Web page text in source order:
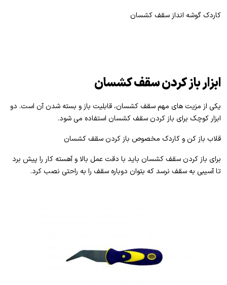
کاردک گوشه انداز سقف کشسان
ابزار باز کردن سقف کشسان
یکی از مزیت های مهم سقف کشسان، قابلیت باز و بسته شدن آن است. دو
ابزار کوچک برای باز کردن سقف کشسان استفاده می شود.
قلاب باز کن و کاردک مخصوص باز کردن سقف کشسان
برای باز کردن سقف کشسان باید با دقت عمل بالا و آهسته کار را پیش برد
تا آسیبی به سقف نرسد که بتوان دوباره سقف را به راحتی نصب کرد.